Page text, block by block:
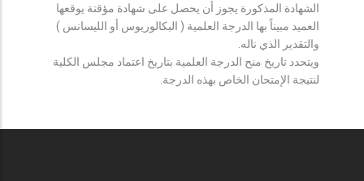
الشهادة المذكورة يجوز أن يحصل على شهادة مؤقتة يوقعها
العميد مبيناً بها الدرجة العلمية ( البكالوريوس أو الليسانس )
والتقدير الذي ناله.
ويتحدد تاريخ منح الدرجة العلمية بتاريخ اعتماد مجلس الكلية
لنتيجة الإمتحان الخاص بهذه الدرجة.